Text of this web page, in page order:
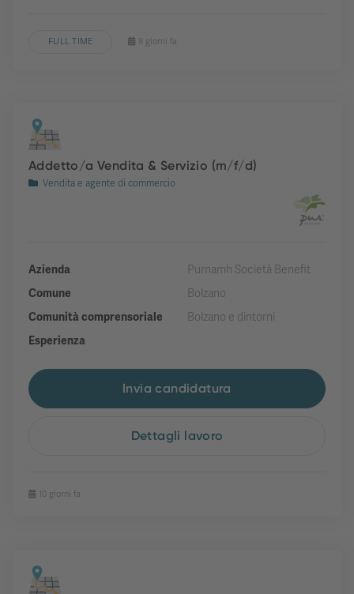
FULL TIME 9 giorni fa
Addetto/a Vendita & Servizio (m/f/d)
Vendita e agente di commercio
Azienda
Purnamh Società Benefit
Comune
Bolzano
Comunità comprensoriale
Bolzano e dintorni
Esperienza
Invia candidatura
Dettagli lavoro
10 giorni fa